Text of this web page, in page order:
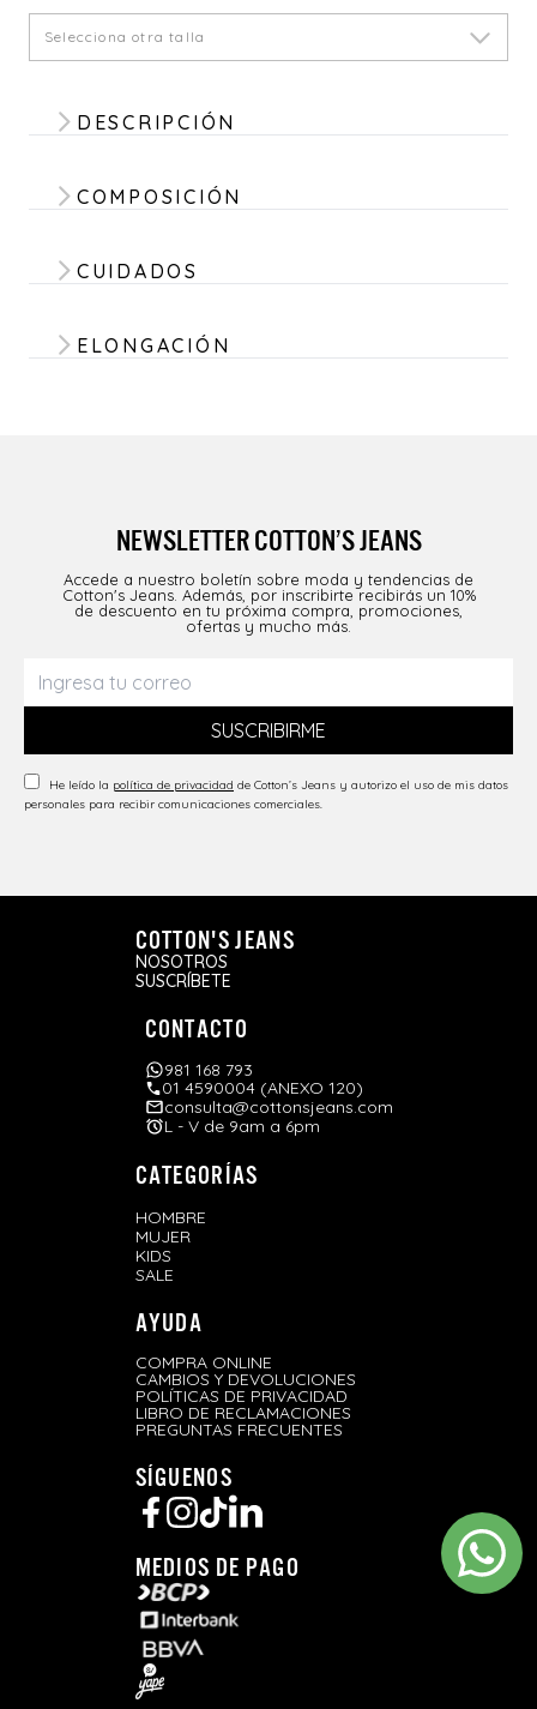
Selecciona otra talla
DESCRIPCIÓN
COMPOSICIÓN
CUIDADOS
ELONGACIÓN
NEWSLETTER COTTON’S JEANS
Accede a nuestro boletín sobre moda y tendencias de
Cotton's Jeans. Además, por inscribirte recibirás un 10%
de descuento en tu próxima compra, promociones,
ofertas y mucho más.
SUSCRIBIRME
He leído la política de privacidad de Cotton’s Jeans y autorizo el uso de mis datos
personales para recibir comunicaciones comerciales.
COTTON'S JEANS
NOSOTROS
SUSCRÍBETE
CONTACTO
981 168 793
01 4590004 (ANEXO 120)
consulta@cottonsjeans.com
L - V de 9am a 6pm
CATEGORÍAS
HOMBRE
MUJER
KIDS
SALE
AYUDA
COMPRA ONLINE
CAMBIOS Y DEVOLUCIONES
POLÍTICAS DE PRIVACIDAD
LIBRO DE RECLAMACIONES
PREGUNTAS FRECUENTES
SÍGUENOS
MEDIOS DE PAGO